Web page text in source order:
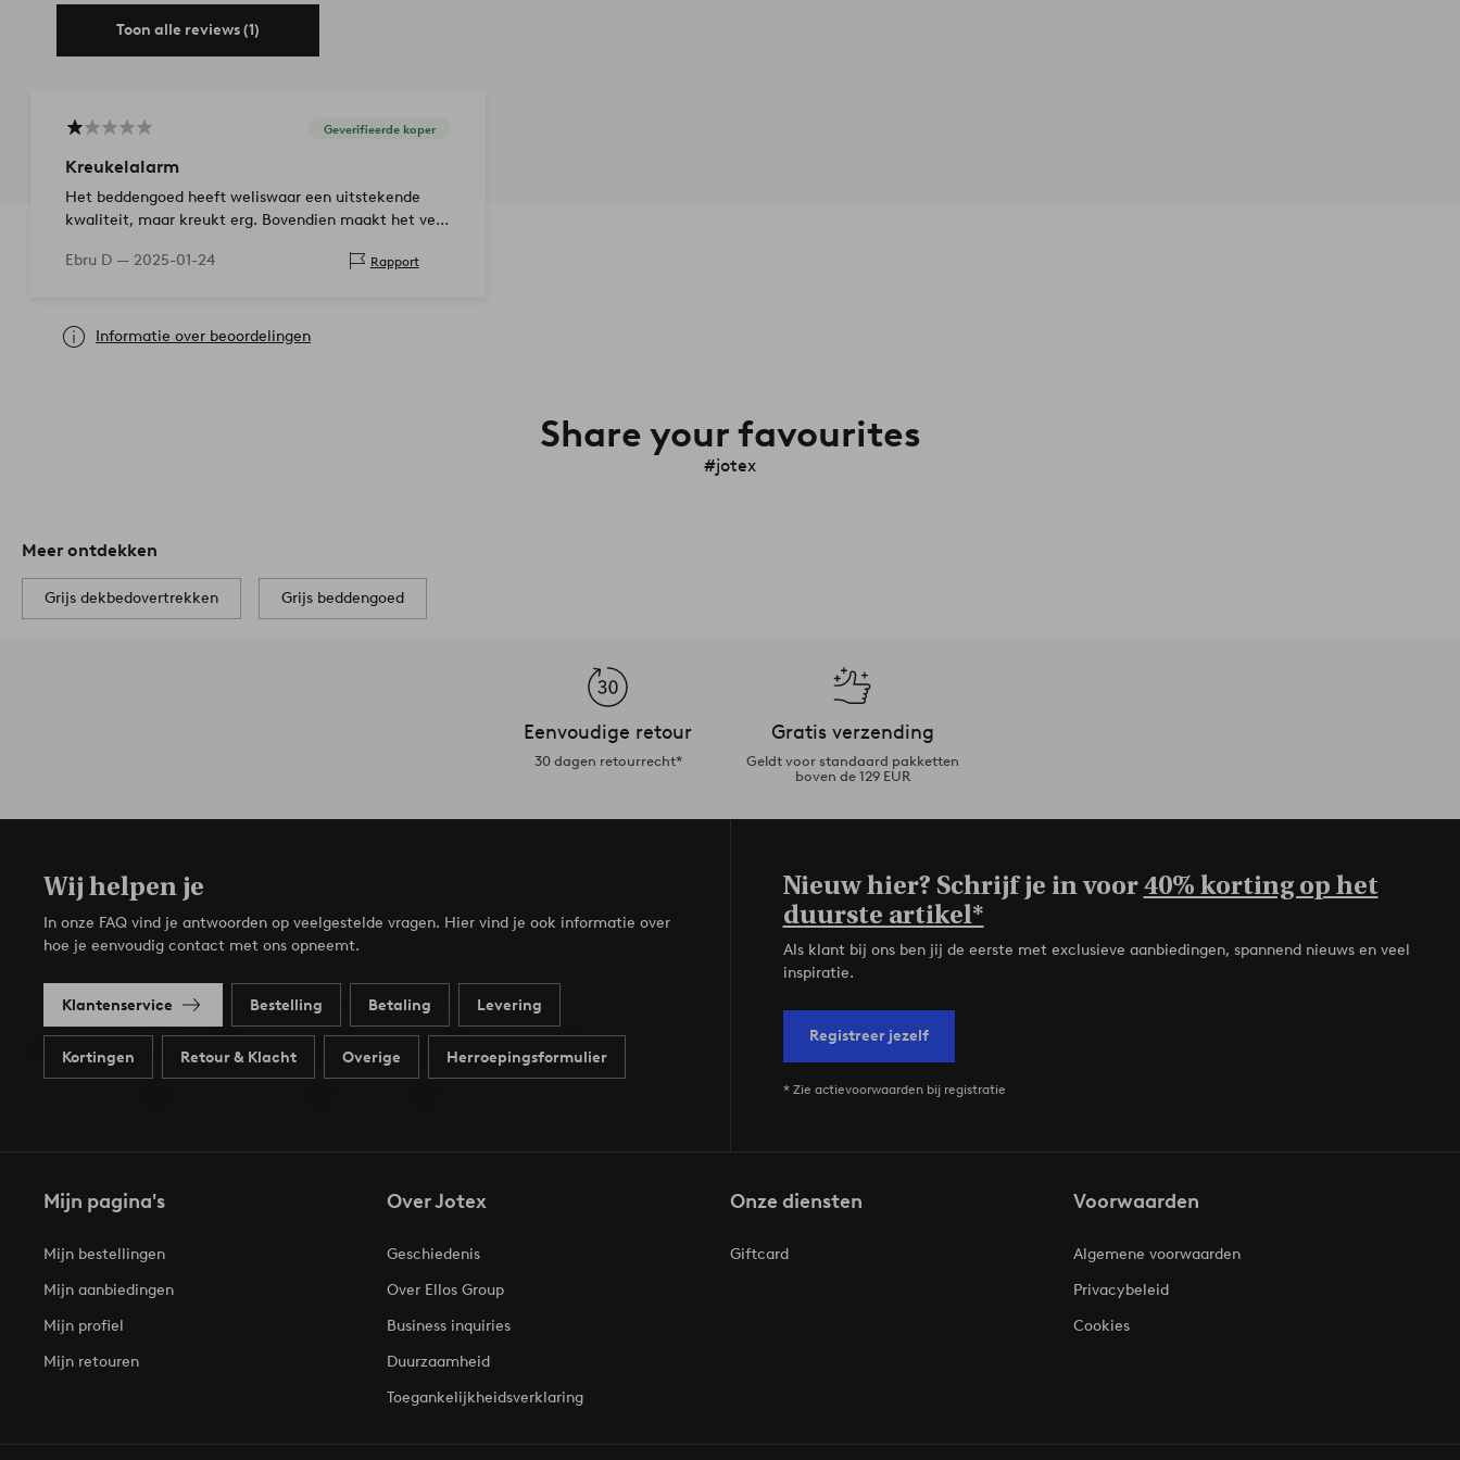
Toon alle reviews (1)
Geverifieerde koper
Kreukelalarm
Het beddengoed heeft weliswaar een uitstekende
kwaliteit, maar kreukt erg. Bovendien maakt het veel
materiaal.
Ebru D — 2025-01-24 Rapport
Informatie over beoordelingen
Share your favourites
#jotex
Meer ontdekken
Grijs dekbedovertrekken Grijs beddengoed
Eenvoudige retour
30 dagen retourrecht*
Gratis verzending
Geldt voor standaard pakketten
boven de 129 EUR
Wij helpen je
In onze FAQ vind je antwoorden op veelgestelde vragen. Hier vind je ook informatie over
hoe je eenvoudig contact met ons opneemt.
Klantenservice Bestelling Betaling Levering
Kortingen Retour & Klacht Overige Herroepingsformulier
Nieuw hier? Schrijf je in voor40% korting op het
duurste artikel*
Als klant bij ons ben jij de eerste met exclusieve aanbiedingen, spannend nieuws en veel
inspiratie.
Registreer jezelf
* Zie actievoorwaarden bij registratie
Mijn pagina's
Mijn bestellingen
Mijn aanbiedingen
Mijn profiel
Mijn retouren
Over Jotex
Geschiedenis
Over Ellos Group
Business inquiries
Duurzaamheid
Toegankelijkheidsverklaring
Onze diensten
Giftcard
Voorwaarden
Algemene voorwaarden
Privacybeleid
Cookies